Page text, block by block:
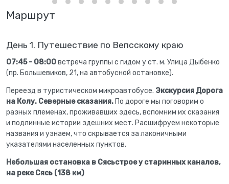
Маршрут
День 1. Путешествие по Вепсскому краю
07:45 - 08:00встреча группы с гидом у ст. м. Улица Дыбенко
(пр. Большевиков, 21, на автобусной остановке).
Переезд в туристическом микроавтобусе. Экскурсия Дорога
на Колу. Северные сказания. По дороге мы поговорим о
разных племенах, проживавших здесь, вспомним их сказания
и подлинные истории здешних мест. Расшифруем некоторые
названия и узнаем, что скрывается за лаконичными
указателями населенных пунктов.
Небольшая остановка в Сясьстрое у старинных каналов,
на реке Сясь (138 км)